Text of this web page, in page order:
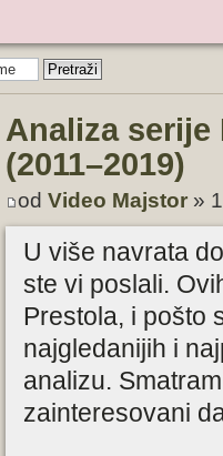
Analiza serije
(2011–2019)
od Video Majstor »
U više navrata
ste vi poslali.
Prestola, i pošto
najgledanijih i
analizu.
zainteresovani